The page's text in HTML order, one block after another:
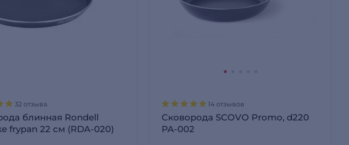
32 отзыва
блинная Rondell
frypan 22 см (RDA-020)
14 отзывов
Сковорода SCOVO Promo, d220
PA-002